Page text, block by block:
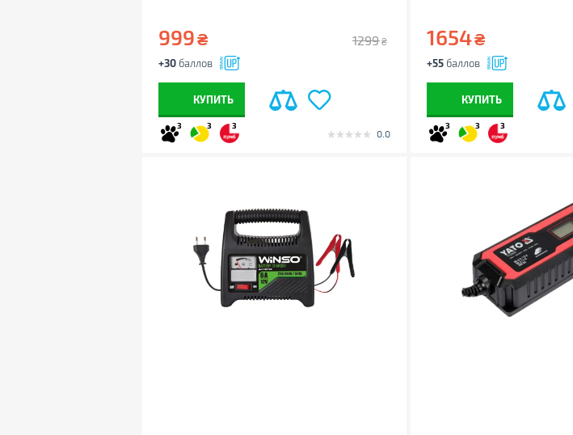
999₴ 1299 ₴
+30 баллов
КУПИТЬ
3 3 3
0.0
1654₴
+55баллов
КУПИТЬ
3 3 3